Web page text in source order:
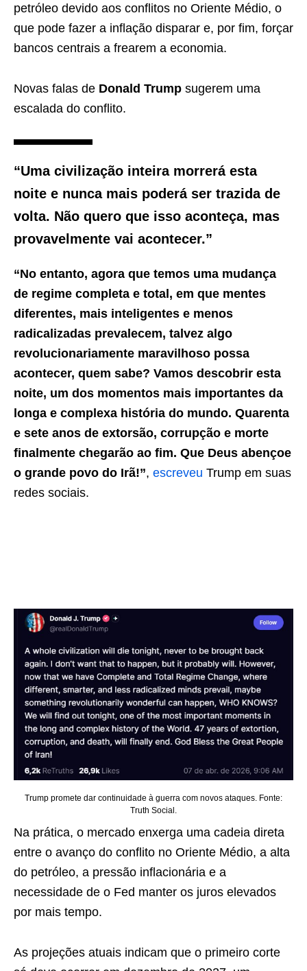
petróleo devido aos conflitos no Oriente Médio, o
que pode fazer a inflação disparar e, por fim, forçar
bancos centrais a frearem a economia.
Novas falas de Donald Trump sugerem uma
escalada do conflito.
“Uma civilização inteira morrerá esta
noite e nunca mais poderá ser trazida de
volta. Não quero que isso aconteça, mas
provavelmente vai acontecer.”
“No entanto, agora que temos uma mudança
de regime completa e total, em que mentes
diferentes, mais inteligentes e menos
radicalizadas prevalecem, talvez algo
revolucionariamente maravilhoso possa
acontecer, quem sabe? Vamos descobrir esta
noite, um dos momentos mais importantes da
longa e complexa história do mundo. Quarenta
e sete anos de extorsão, corrupção e morte
finalmente chegarão ao fim. Que Deus abençoe
o grande povo do Irã!”, escreveu Trump em suas
redes sociais.
Trump promete dar continuidade à guerra com novos ataques. Fonte:
Truth Social.
Na prática, o mercado enxerga uma cadeia direta
entre o avanço do conflito no Oriente Médio, a alta
do petróleo, a pressão inflacionária e a
necessidade de o Fed manter os juros elevados
por mais tempo.
As projeções atuais indicam que o primeiro corte